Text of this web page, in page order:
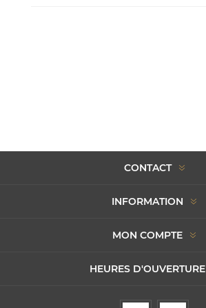
CONTACT
INFORMATION
MON COMPTE
HEURES D'OUVERTURE